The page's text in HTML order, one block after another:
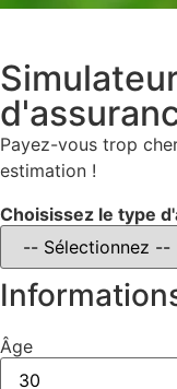
Payez-vous trop
estimation !
Choisissez le type
Âge